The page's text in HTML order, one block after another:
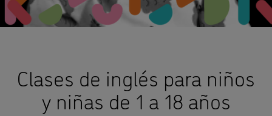
Clases de inglés para niños
y niñas de 1 a 18 años